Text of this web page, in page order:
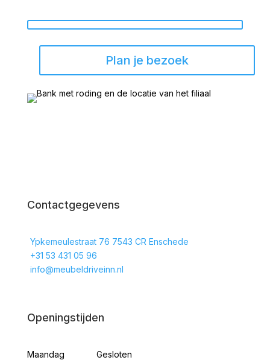
Plan je bezoek
Contactgegevens
Ypkemeulestraat 76 7543 CR Enschede
+31 53 431 05 96
info@meubeldriveinn.nl
Openingstijden
Maandag
Gesloten